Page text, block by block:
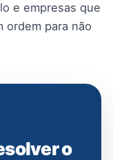
e empresas que
ordem para não
o